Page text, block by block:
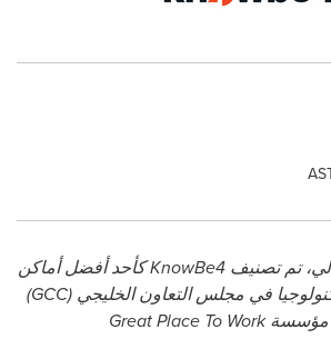
تم تصنيفKnowBe4كأحد أفضل أماكن
في مجلس التعاون الخليجي (GCC
)
مؤسسةGreat Place To Work